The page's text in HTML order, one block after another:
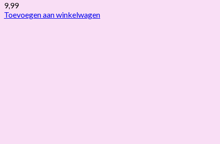
9,99
Toevoegen aan winkelwagen